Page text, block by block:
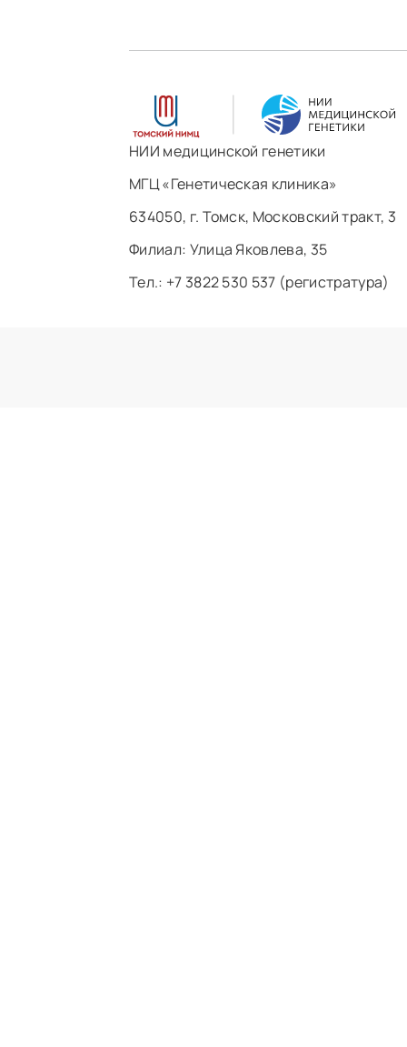
НИИ медицинской генетики
МГЦ «Генетическая клиника»
634050, г. Томск, Московский тракт, 3
Филиал: ​Улица Яковлева, 35
Тел.: +7 3822 530 537 (регистратура)